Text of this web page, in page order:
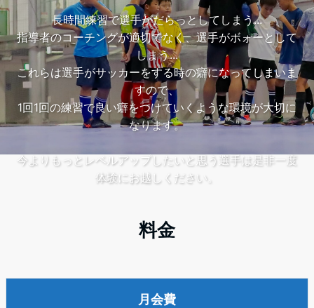
長時間練習で選手がだらっとしてしまう...
指導者のコーチングが適切でなく、選手がボォーとして
しまう...
これらは選手がサッカーをする時の癖になってしまいま
すので、
1回1回の練習で良い癖をつけていくような環境が大切に
なります。
今よりもっとレベルアップしたいと思う選手は是非一度
体験にお越しください。
料金
月会費